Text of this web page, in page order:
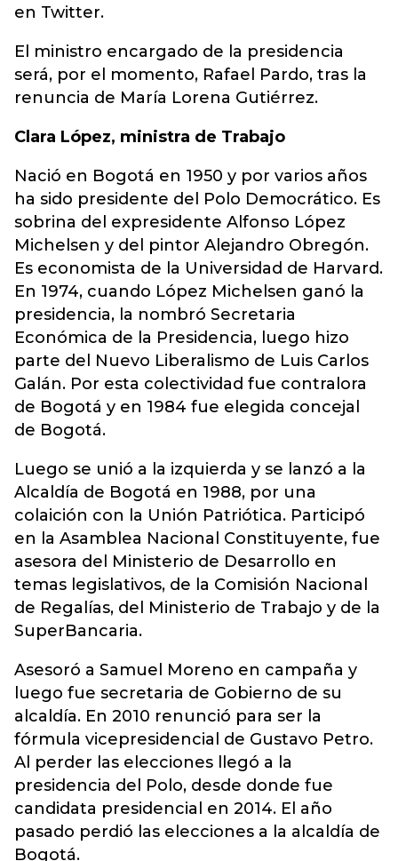
en Twitter.
El ministro encargado de la presidencia
será, por el momento, Rafael Pardo, tras la
renuncia de María Lorena Gutiérrez.
Clara López, ministra de Trabajo
Nació en Bogotá en 1950 y por varios años
ha sido presidente del Polo Democrático. Es
sobrina del expresidente Alfonso López
Michelsen y del pintor Alejandro Obregón.
Es economista de la Universidad de Harvard.
En 1974, cuando López Michelsen ganó la
presidencia, la nombró Secretaria
Económica de la Presidencia, luego hizo
parte del Nuevo Liberalismo de Luis Carlos
Galán. Por esta colectividad fue contralora
de Bogotá y en 1984 fue elegida concejal
de Bogotá.
Luego se unió a la izquierda y se lanzó a la
Alcaldía de Bogotá en 1988, por una
colaición con la Unión Patriótica. Participó
en la Asamblea Nacional Constituyente, fue
asesora del Ministerio de Desarrollo en
temas legislativos, de la Comisión Nacional
de Regalías, del Ministerio de Trabajo y de la
SuperBancaria.
Asesoró a Samuel Moreno en campaña y
luego fue secretaria de Gobierno de su
alcaldía. En 2010 renunció para ser la
fórmula vicepresidencial de Gustavo Petro.
Al perder las elecciones llegó a la
presidencia del Polo, desde donde fue
candidata presidencial en 2014. El año
pasado perdió las elecciones a la alcaldía de
Bogotá.